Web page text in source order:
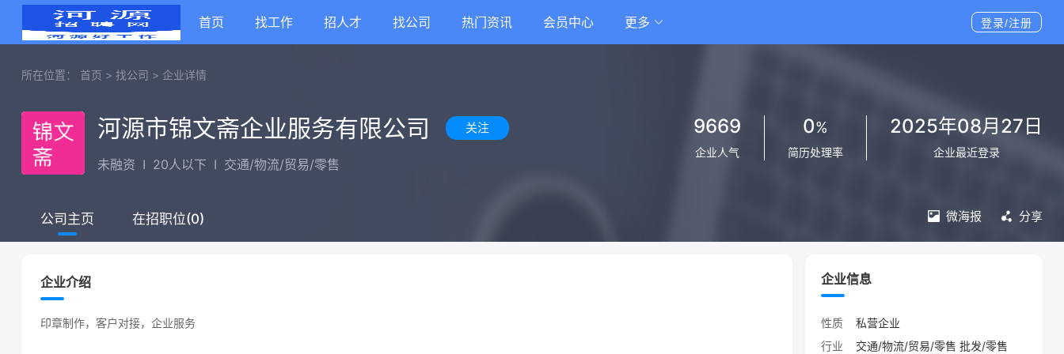
首页 找工作 招人才 找公司 热门资讯 会员中心 更多 登录/注册
所在位置： 首页 > 找公司 > 企业详情
河源市锦文斋企业服务有限公司 关注
未融资 I 20人以下 I 交通/物流/贸易/零售
9669
企业人气
0%
简历处理率
2025年08月27日
企业最近登录
公司主页 在招职位(0) 微海报 分享
企业介绍
印章制作，客户对接，企业服务
企业信息
性质
私营企业
行业
交通/物流/贸易/零售 批发/零售